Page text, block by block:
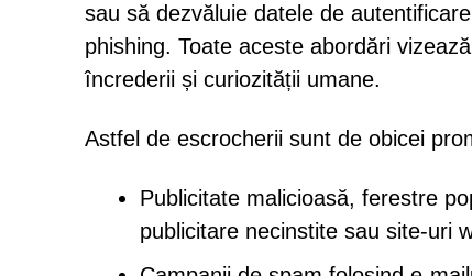
sau să dezvăluie datele de
phishing. Toate aceste abordări
încrederii și curiozității umane.
Astfel de escrocherii sunt de obicei
Publicitate malicioasă, ferestre
publicitare necinstite sau site-uri